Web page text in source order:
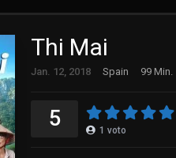
Thi Mai
Jan. 12, 2018 Spain 99 Min.
5 1 voto